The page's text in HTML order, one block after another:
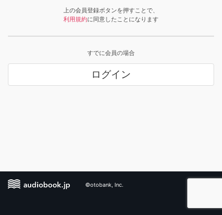
上の会員登録ボタンを押すことで、
利用規約に同意したことになります
すでに会員の場合
ログイン
©otobank, Inc.